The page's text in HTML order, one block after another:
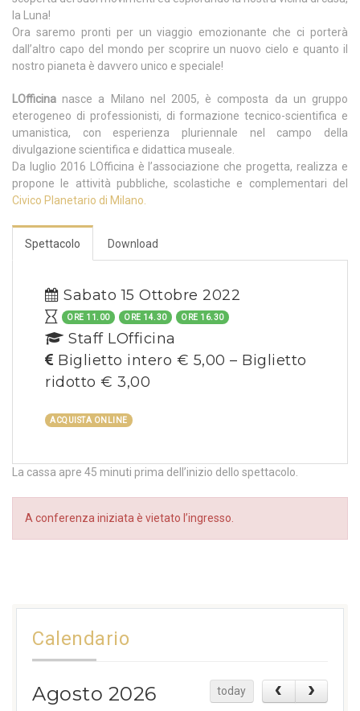
la Luna!
Ora saremo pronti per un viaggio emozionante che ci porterà
dall’altro capo del mondo per scoprire un nuovo cielo e quanto il
nostro pianeta è davvero unico e speciale!
LOfficina nasce a Milano nel 2005, è composta da un gruppo
eterogeneo di professionisti, di formazione tecnico-scientifica e
umanistica, con esperienza pluriennale nel campo della
divulgazione scientifica e didattica museale.
Da luglio 2016 LOfficina è l’associazione che progetta, realizza e
propone le attività pubbliche, scolastiche e complementari del
Civico Planetario di Milano.
Spettacolo Download
Sabato 15 Ottobre 2022
ORE 11.00 ORE 14.30 ORE 16.30
Staff LOfficina
Biglietto intero € 5,00 – Biglietto
ridotto € 3,00
ACQUISTA ONLINE
La cassa apre 45 minuti prima dell’inizio dello spettacolo.
A conferenza iniziata è vietato l’ingresso.
Calendario
Agosto 2026 today